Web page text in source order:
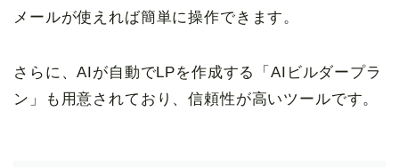
メールが使えれば簡単に操作できます。
さらに、AIが自動でLPを作成する「AIビルダープラ
ン」も用意されており、信頼性が高いツールです。